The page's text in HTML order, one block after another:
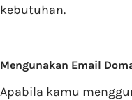
kebutuhan.
Mengunakan Email
Apabila kamu